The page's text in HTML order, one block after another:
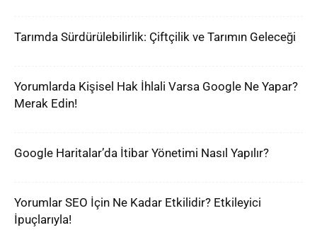
Tarımda Sürdürülebilirlik: Çiftçilik ve Tarımın Geleceği
Yorumlarda Kişisel Hak İhlali Varsa Google Ne Yapar?
Merak Edin!
Google Haritalar’da İtibar Yönetimi Nasıl Yapılır?
Yorumlar SEO İçin Ne Kadar Etkilidir? Etkileyici
İpuçlarıyla!